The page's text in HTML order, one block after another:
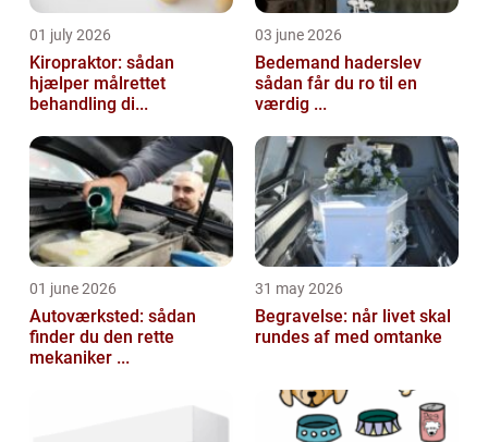
01 july 2026
Kiropraktor: sådan
hjælper målrettet
behandling di...
03 june 2026
Bedemand haderslev
sådan får du ro til en
værdig ...
01 june 2026
Autoværksted: sådan
finder du den rette
mekaniker ...
31 may 2026
Begravelse: når livet skal
rundes af med omtanke